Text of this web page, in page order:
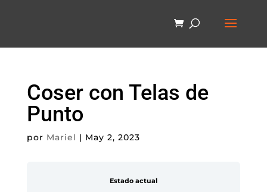
Coser con Telas de
Punto
por Mariel | May 2, 2023
Estado actual